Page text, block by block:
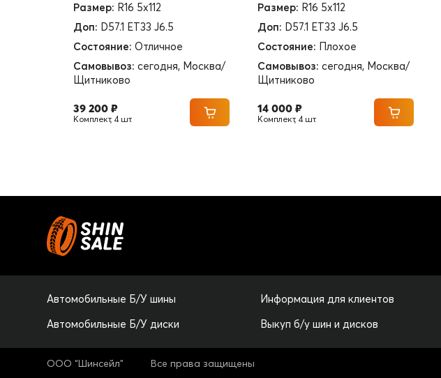
Размер: R16 5x112
Доп: D57.1 ET33 J6.5
Состояние: Отличное
Самовывоз: сегодня, Москва/
Щитниково
39 200 ₽
Комплект, 4 шт.
Размер: R16 5x112
Доп: D57.1 ET33 J6.5
Состояние: Плохое
Самовывоз: сегодня, Москва/
Щитниково
14 000 ₽
Комплект, 4 шт.
Автомобильные Б/У шины
Автомобильные Б/У диски
Информация для клиентов
Выкуп б/у шин и дисков
ООО “Шинсейл” Все права защищены